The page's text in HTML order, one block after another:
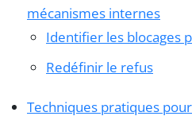
mécanismes internes
Identifier les blocages
Redéfinir le refus
Techniques pratiques